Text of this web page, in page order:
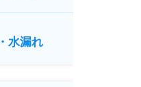
水漏れ